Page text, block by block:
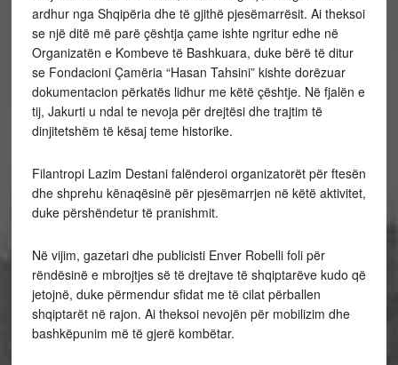
ardhur nga Shqipëria dhe të gjithë pjesëmarrësit. Ai theksoi
se një ditë më parë çështja çame ishte ngritur edhe në
Organizatën e Kombeve të Bashkuara, duke bërë të ditur
se Fondacioni Çamëria “Hasan Tahsini” kishte dorëzuar
dokumentacion përkatës lidhur me këtë çështje. Në fjalën e
tij, Jakurti u ndal te nevoja për drejtësi dhe trajtim të
dinjitetshëm të kësaj teme historike.
Filantropi Lazim Destani falënderoi organizatorët për ftesën
dhe shprehu kënaqësinë për pjesëmarrjen në këtë aktivitet,
duke përshëndetur të pranishmit.
Në vijim, gazetari dhe publicisti Enver Robelli foli për
rëndësinë e mbrojtjes së të drejtave të shqiptarëve kudo që
jetojnë, duke përmendur sfidat me të cilat përballen
shqiptarët në rajon. Ai theksoi nevojën për mobilizim dhe
bashkëpunim më të gjerë kombëtar.